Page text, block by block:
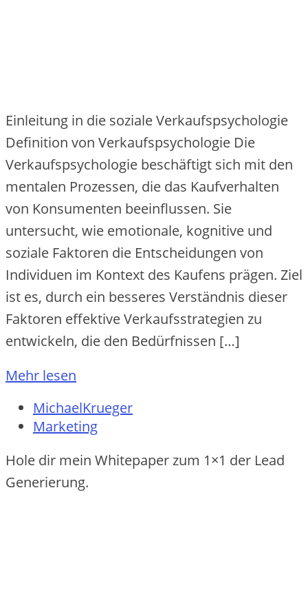
Einleitung in die soziale Verkaufspsychologie
Definition von Verkaufspsychologie Die
Verkaufspsychologie beschäftigt sich mit den
mentalen Prozessen, die das Kaufverhalten
von Konsumenten beeinflussen. Sie
untersucht, wie emotionale, kognitive und
soziale Faktoren die Entscheidungen von
Individuen im Kontext des Kaufens prägen. Ziel
ist es, durch ein besseres Verständnis dieser
Faktoren effektive Verkaufsstrategien zu
entwickeln, die den Bedürfnissen […]
Mehr lesen
MichaelKrueger
Marketing
Hole dir mein Whitepaper zum 1×1 der Lead
Generierung.